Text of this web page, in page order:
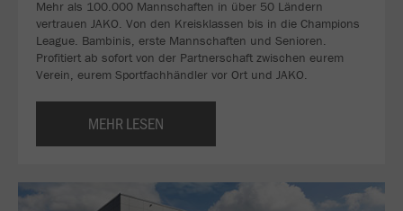
Mehr als 100.000 Mannschaften in über 50 Ländern
vertrauen JAKO. Von den Kreisklassen bis in die Champions
League. Bambinis, erste Mannschaften und Senioren.
Profitiert ab sofort von der Partnerschaft zwischen eurem
Verein, eurem Sportfachhändler vor Ort und JAKO.
MEHR LESEN